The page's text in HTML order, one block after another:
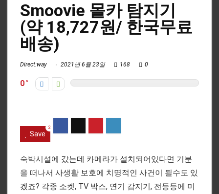
Smoovie 몰카 탐지기
(약 18,727원/ 한국무료
배송)
Direct:way 2021년 6월 23일 168 0
0
Save
2
숙박시설에 갔는데 카메라가 설치되어있다면 기분
을 떠나서 사생활 보호에 치명적인 사건이 될수도 있
겠죠? 각종 소켓, TV 박스, 연기 감지기, 전등등에 미